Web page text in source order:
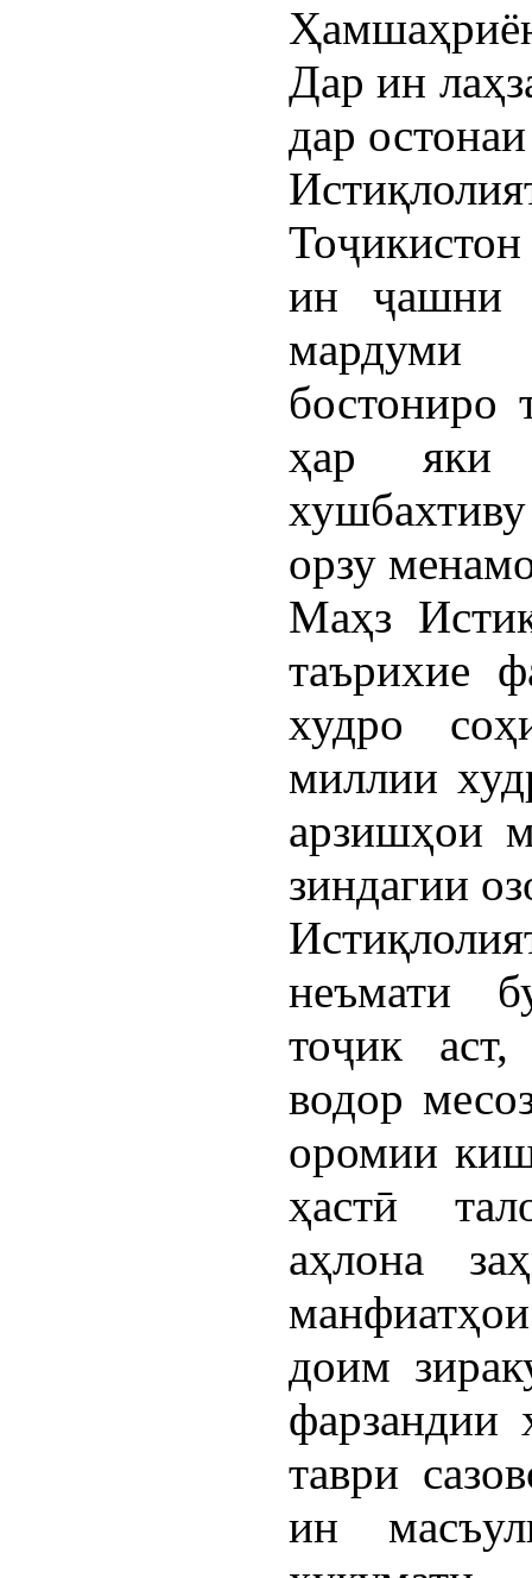
Дар ин
дар
ин ҷашни
мардуми
бостониро
ҳар яки
орзу
Маҳз
таърихие
худро
миллии
арзишҳои
зиндагии
неъмати
тоҷик
водор
оромии
ҳастӣ
аҳлона
доим
фарзандии
таври
ин